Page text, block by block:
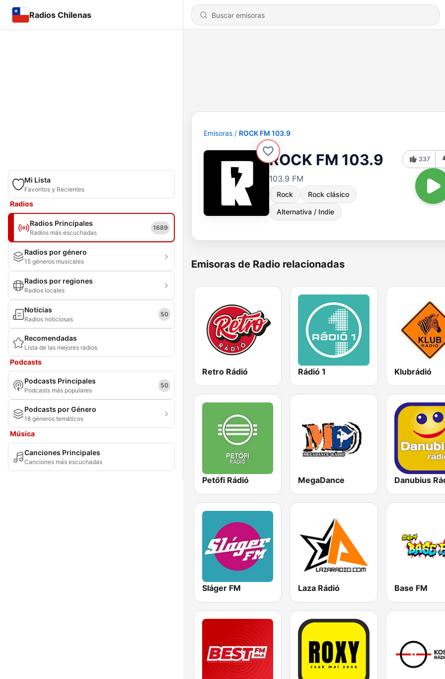
Radios Chilenas
Mi Lista
Favoritos y Recientes
Radios
Radios Principales
Radios más escuchadas
1689
Radios por género
15 géneros musicales
Radios por regiones
Radios locales
Noticias
Radios noticiosas
50
Recomendadas
Lista de las mejores radios
Podcasts
Podcasts Principales
Podcasts más populares
50
Podcasts por Género
18 géneros temáticos
Música
Canciones Principales
Canciones más escuchadas
Emisoras ROCK FM 103.9
ROCK FM 103.9
103.9 FM
Rock Rock clásico
Alternativa / Indie
337
Emisoras de Radio relacionadas
Retro Rádió Rádió 1 Klubrádió
Petőfi Rádió MegaDance Danubius
Sláger FM Laza Rádió Base FM